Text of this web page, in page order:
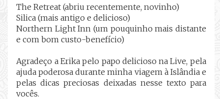
The Retreat (abriu recentemente, novinho)
Silica (mais antigo e delicioso)
Northern Light Inn (um pouquinho mais distante
e com bom custo-benefício)
Agradeço a Erika pelo papo delicioso na Live, pela
ajuda poderosa durante minha viagem à Islândia e
pelas dicas preciosas deixadas nesse texto para
vocês.